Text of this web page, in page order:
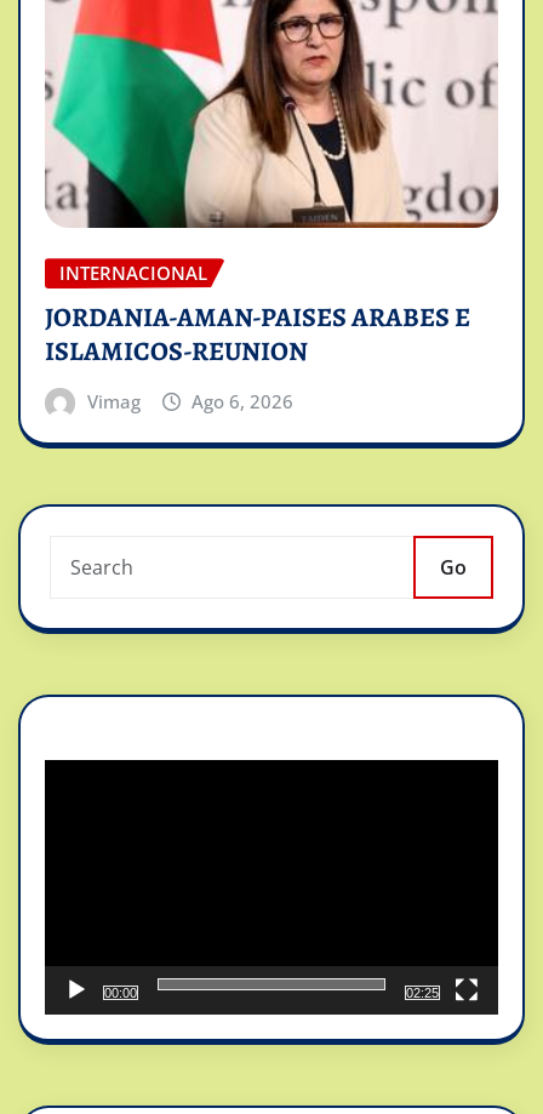
INTERNACIONAL
JORDANIA-AMAN-PAISES ARABES E
ISLAMICOS-REUNION
Vimag Ago 6, 2026
Go
00:00 02:25